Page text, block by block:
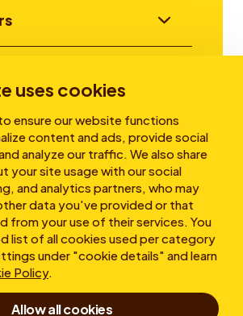
uses cookies
ensure our website functions
content and ads, provide social
analyze our traffic. We also share
your site usage with our social
and analytics partners, who may
data you've provided or that
from your use of their services. You
list of all cookies used per category
under "cookie details" and learn
Policy.
Allow all cookies
d’utilisation